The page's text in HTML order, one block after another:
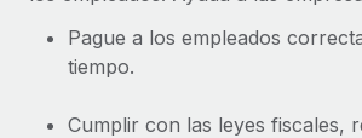
Prestaciones
Gestiona las prestaciones de los
Más información
Pague a los empleados
tiempo.
Cumplir con las leyes fiscales,